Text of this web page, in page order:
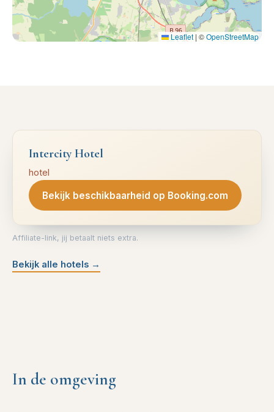
Leaflet | ©OpenStreetMap
Intercity Hotel
hotel
Bekijk beschikbaarheid op Booking.com
Affiliate-link, jij betaalt niets extra.
Bekijk alle hotels →
In de omgeving